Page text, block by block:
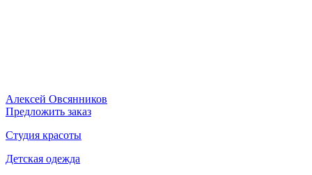
Алексей Овсянников
Предложить заказ
Студия красоты
Детская одежда